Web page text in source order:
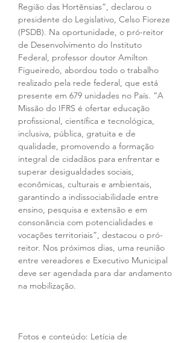
Região das Hortênsias”, declarou o
presidente do Legislativo, Celso Fioreze
(PSDB). Na oportunidade, o pró-reitor
de Desenvolvimento do Instituto
Federal, professor doutor Amilton
Figueiredo, abordou todo o trabalho
realizado pela rede federal, que está
presente em 679 unidades no País. “A
Missão do IFRS é ofertar educação
profissional, científica e tecnológica,
inclusiva, pública, gratuita e de
qualidade, promovendo a formação
integral de cidadãos para enfrentar e
superar desigualdades sociais,
econômicas, culturais e ambientais,
garantindo a indissociabilidade entre
ensino, pesquisa e extensão e em
consonância com potencialidades e
vocações territoriais”, destacou o pró-
reitor. Nos próximos dias, uma reunião
entre vereadores e Executivo Municipal
deve ser agendada para dar andamento
na mobilização.
Fotos e conteúdo: Letícia de